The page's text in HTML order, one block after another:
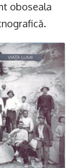
oboseala